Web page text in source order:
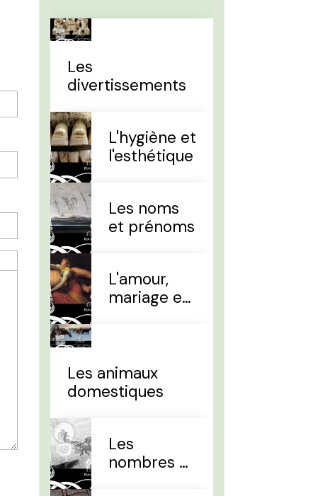
Les
divertissements
L'hygiène et
l'esthétique
Les noms
et prénoms
L'amour,
mariage et
Les animaux
domestiques
Les
nombres et